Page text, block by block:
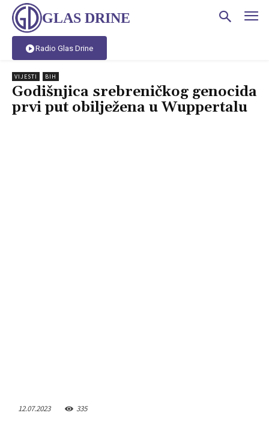
GLAS DRINE
Radio Glas Drine
VIJESTI BIH
Godišnjica srebreničkog genocida
prvi put obilježena u Wuppertalu
12.07.2023 335